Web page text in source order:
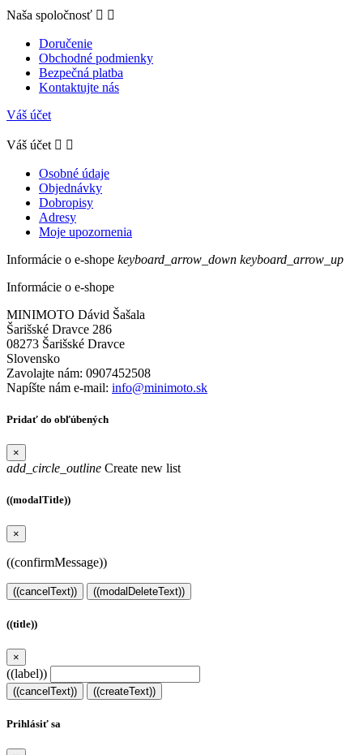
Naša spoločnosť  
Doručenie
Obchodné podmienky
Bezpečná platba
Kontaktujte nás
Váš účet
Váš účet  
Osobné údaje
Objednávky
Dobropisy
Adresy
Moje upozornenia
Informácie o e-shope keyboard_arrow_down keyboard_arrow_up
Informácie o e-shope
MINIMOTO Dávid Šašala
Šarišské Dravce 286
08273 Šarišské Dravce
Slovensko
Zavolajte nám: 0907452508
Napíšte nám e-mail: info@minimoto.sk
Pridať do obľúbených
×
add_circle_outline Create new list
((modalTitle))
×
((confirmMessage))
((cancelText)) ((modalDeleteText))
((title))
×
((label))
((cancelText)) ((createText))
Prihlásiť sa